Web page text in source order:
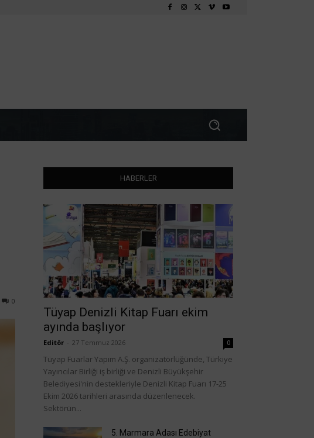
0
HABERLER
Tüyap Denizli Kitap Fuarı ekim
ayında başlıyor
Editör 27 Temmuz 2026 0
Tüyap Fuarlar Yapım A.Ş. organizatörlüğünde, Türkiye
Yayıncılar Birliği iş birliği ve Denizli Büyükşehir
Belediyesi'nin destekleriyle Denizli Kitap Fuarı 17-25
Ekim 2026 tarihleri arasında düzenlenecek.
Sektörün...
5. Marmara Adası Edebiyat